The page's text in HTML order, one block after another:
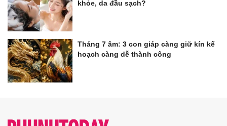
khỏe, da đầu sạch?
Tháng 7 âm: 3 con giáp càng giữ kín kế
hoạch càng dễ thành công